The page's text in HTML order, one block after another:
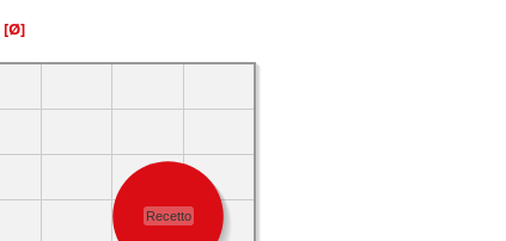
[Ø]
Recetto